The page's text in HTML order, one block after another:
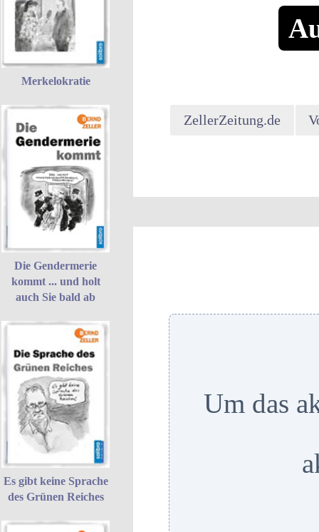
Merkelokratie
Die Gendermerie
kommt ... und holt
auch Sie bald ab
Es gibt keine Sprache
des Grünen Reiches
ZellerZeitung.de
Um das